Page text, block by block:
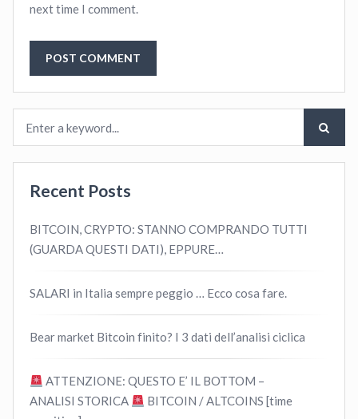
next time I comment.
Recent Posts
BITCOIN, CRYPTO: STANNO COMPRANDO TUTTI
(GUARDA QUESTI DATI), EPPURE…
SALARI in Italia sempre peggio … Ecco cosa fare.
Bear market Bitcoin finito? I 3 dati dell’analisi ciclica
ATTENZIONE: QUESTO E’ IL BOTTOM –
ANALISI STORICA
BITCOIN / ALTCOINS [time